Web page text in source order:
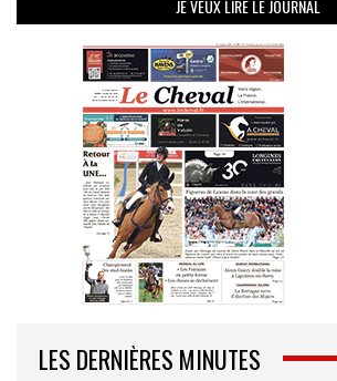
JE VEUX LIRE LE JOURNAL
LES DERNIÈRES MINUTES